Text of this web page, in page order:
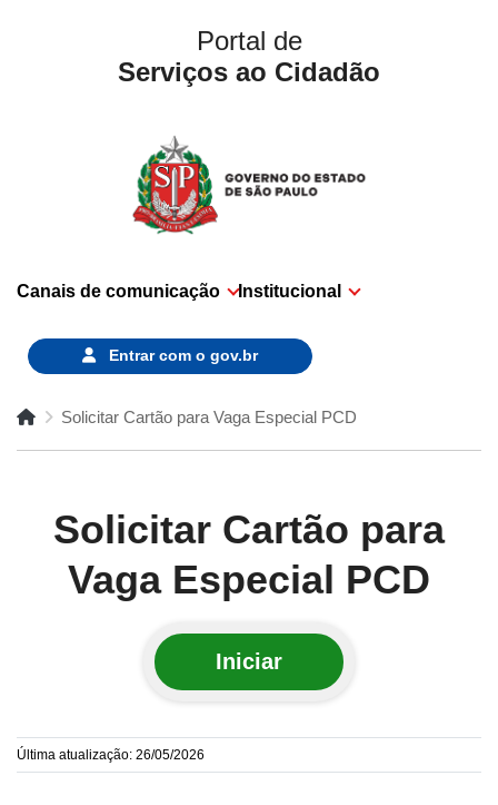
Portal de
Serviços ao Cidadão
Canais de comunicação Institucional
Entrar com o gov.br
Solicitar Cartão para Vaga Especial PCD
Solicitar Cartão para
Vaga Especial PCD
Iniciar
Última atualização: 26/05/2026